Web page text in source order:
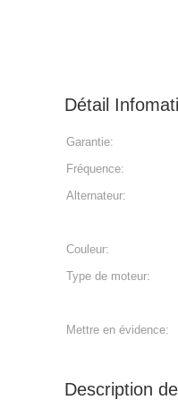
Détail
Garantie:
Fréquence:
Alternateur:
Couleur:
Type de moteur:
Mettre en évidence:
Description